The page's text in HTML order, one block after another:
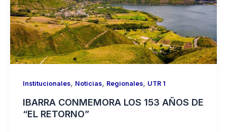
Institucionales, Noticias, Regionales, UTR 1
IBARRA CONMEMORA LOS 153 AÑOS DE
“EL RETORNO”